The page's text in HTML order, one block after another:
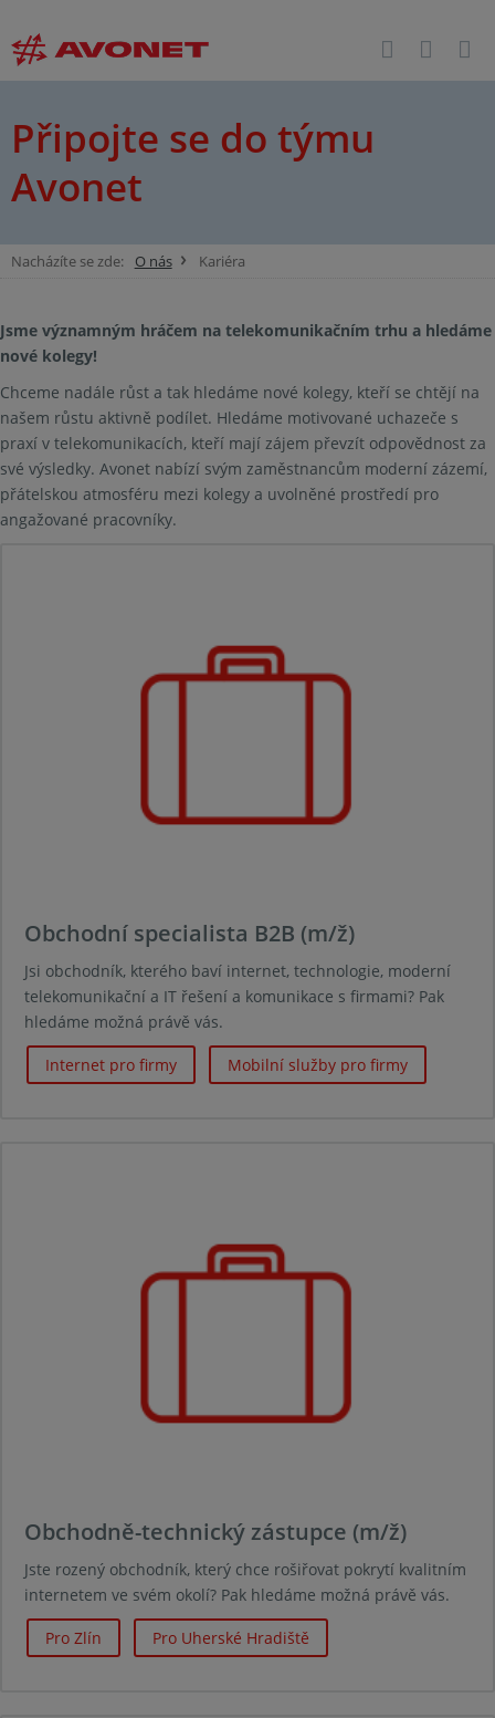
Připojte se do týmu
Avonet
Nacházíte se zde: O nás Kariéra
Jsme významným hráčem na telekomunikačním trhu a hledáme
nové kolegy!
Chceme nadále růst a tak hledáme nové kolegy, kteří se chtějí na
našem růstu aktivně podílet. Hledáme motivované uchazeče s
praxí v telekomunikacích, kteří mají zájem převzít odpovědnost za
své výsledky. Avonet nabízí svým zaměstnancům moderní zázemí,
přátelskou atmosféru mezi kolegy a uvolněné prostředí pro
angažované pracovníky.
Obchodní specialista B2B (m/ž)
Jsi obchodník, kterého baví internet, technologie, moderní
telekomunikační a IT řešení a komunikace s firmami? Pak
hledáme možná právě vás.
Internet pro firmy Mobilní služby pro firmy
Obchodně-technický zástupce (m/ž)
Jste rozený obchodník, který chce rošiřovat pokrytí kvalitním
internetem ve svém okolí? Pak hledáme možná právě vás.
Pro Zlín Pro Uherské Hradiště